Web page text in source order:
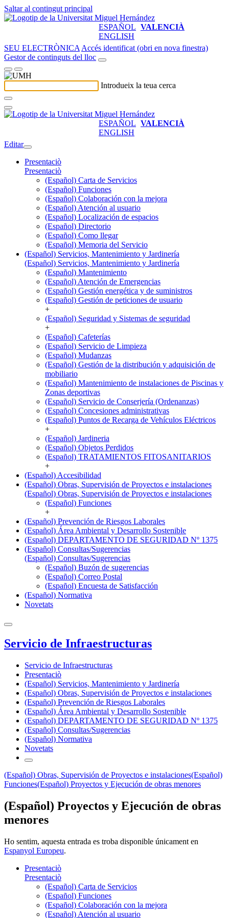
Saltar al contingut principal
ESPAÑOL VALENCIÀ
ENGLISH
SEU ELECTRÒNICA Accés identificat (obri en nova finestra)
Gestor de continguts del lloc
Introdueix la teua cerca
ESPAÑOL VALENCIÀ
ENGLISH
Editar
Presentaciò
Presentaciò
(Español) Carta de Servicios
(Español) Funciones
(Español) Colaboración con la mejora
(Español) Atención al usuario
(Español) Localización de espacios
(Español) Directorio
(Español) Como llegar
(Español) Memoria del Servicio
(Español) Servicios, Mantenimiento y Jardinería
(Español) Servicios, Mantenimiento y Jardinería
(Español) Mantenimiento
(Español) Atención de Emergencias
(Español) Gestión energética y de suministros
(Español) Gestión de peticiones de usuario
+
(Español) Seguridad y Sistemas de seguridad
+
(Español) Cafeterías
(Español) Servicio de Limpieza
(Español) Mudanzas
(Español) Gestión de la distribución y adquisición de
mobiliario
(Español) Mantenimiento de instalaciones de Piscinas y
Zonas deportivas
(Español) Servicio de Conserjería (Ordenanzas)
(Español) Concesiones administrativas
(Español) Puntos de Recarga de Vehículos Eléctricos
+
(Español) Jardineria
(Español) Objetos Perdidos
(Español) TRATAMIENTOS FITOSANITARIOS
+
(Español) Accesibilidad
(Español) Obras, Supervisión de Proyectos e instalaciones
(Español) Obras, Supervisión de Proyectos e instalaciones
(Español) Funciones
+
(Español) Prevención de Riesgos Laborales
(Español) Área Ambiental y Desarrollo Sostenible
(Español) DEPARTAMENTO DE SEGURIDAD Nº 1375
(Español) Consultas/Sugerencias
(Español) Consultas/Sugerencias
(Español) Buzón de sugerencias
(Español) Correo Postal
(Español) Encuesta de Satisfacción
(Español) Normativa
Novetats
Servicio de Infraestructuras
Servicio de Infraestructuras
Presentaciò
(Español) Servicios, Mantenimiento y Jardinería
(Español) Obras, Supervisión de Proyectos e instalaciones
(Español) Prevención de Riesgos Laborales
(Español) Área Ambiental y Desarrollo Sostenible
(Español) DEPARTAMENTO DE SEGURIDAD Nº 1375
(Español) Consultas/Sugerencias
(Español) Normativa
Novetats
(Español) Obras, Supervisión de Proyectos e instalaciones(Español)
Funciones(Español) Proyectos y Ejecución de obras menores
(Español) Proyectos y Ejecución de obras
menores
Ho sentim, aquesta entrada es troba disponible únicament en
Espanyol Europeu.
Presentaciò
Presentaciò
(Español) Carta de Servicios
(Español) Funciones
(Español) Colaboración con la mejora
(Español) Atención al usuario